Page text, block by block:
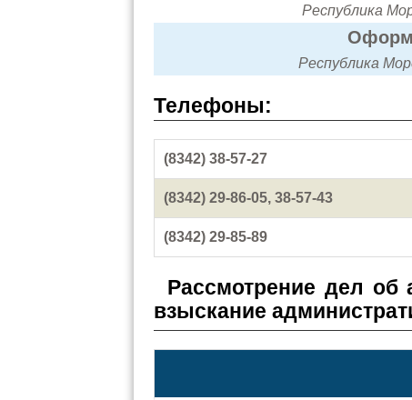
Республика
Республика
Телефоны:
(8342) 38-57-27
(8342) 29-86-05, 38-57-43
(8342) 29-85-89
Рассмотрение дел об
взыскание